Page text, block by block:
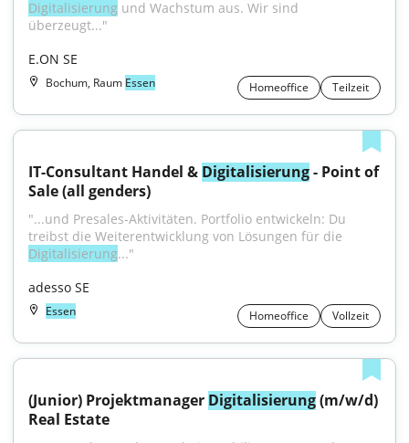
Digitalisierung und Wachstum aus. Wir sind
überzeugt..."
E.ON SE
Bochum, Raum Essen Homeoffice Teilzeit
IT-Consultant Handel & Digitalisierung - Point of
Sale (all genders)
"...und Presales-Aktivitäten. Portfolio entwickeln: Du
Digitalisierung..."
adesso SE
Essen Homeoffice Vollzeit
(Junior) Projektmanager Digitalisierung (m/w/d)
Real Estate